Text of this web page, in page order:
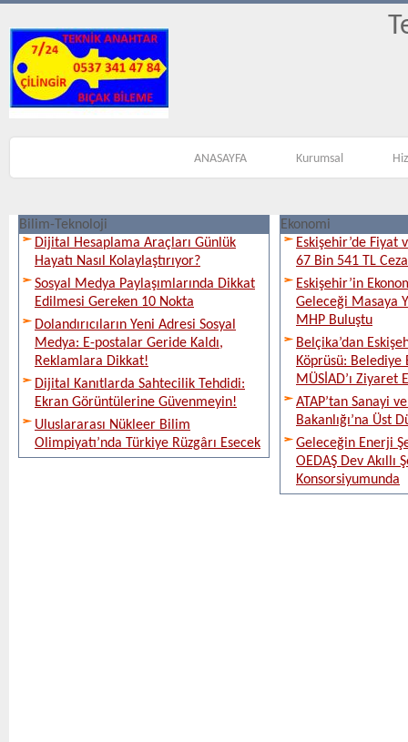
ANASAYFA Kurumsal
Bilim-Teknoloji
Dijital Hesaplama Araçları Günlük
Hayatı Nasıl Kolaylaştırıyor?
Sosyal Medya Paylaşımlarında Dikkat
Edilmesi Gereken 10 Nokta
Dolandırıcıların Yeni Adresi Sosyal
Medya: E-postalar Geride Kaldı,
Reklamlara Dikkat!
Dijital Kanıtlarda Sahtecilik Tehdidi:
Ekran Görüntülerine Güvenmeyin!
Uluslararası Nükleer Bilim
Olimpiyatı’nda Türkiye Rüzgârı Esecek
Ekonomi
Eskişehir’de Fiyat
67 Bin 541 TL
Eskişehir’in
Geleceği Masaya
MHP Buluştu
Belçika’dan
Köprüsü: Belediye
MÜSİAD’ı Ziyaret
ATAP’tan Sanayi
Bakanlığı’na Üst
Geleceğin Enerji
OEDAŞ Dev Akıllı
Konsorsiyumunda